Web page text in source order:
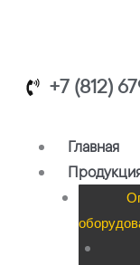
+7 (812)
Главная